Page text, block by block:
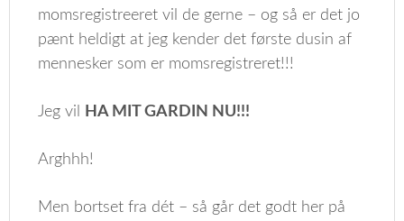
momsregistreeret vil de gerne – og så er det jo
pænt heldigt at jeg kender det første dusin af
mennesker som er momsregistreret!!!
Jeg vil HA MIT GARDIN NU!!!
Arghhh!
Men bortset fra dét – så går det godt her på